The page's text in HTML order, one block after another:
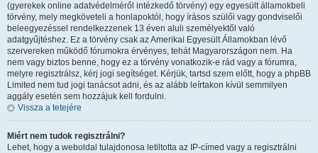
(gyerekek online adatvédelméről intézkedő törvény) egy egyesült államokbeli
törvény, mely megköveteli a honlapoktól, hogy írásos szülői vagy gondviselői
beleegyezéssel rendelkezzenek 13 éven aluli személyektől való
adatgyűjtéshez. Ez a törvény csak az Amerikai Egyesült Államokban lévő
szervereken működő fórumokra érvényes, tehát Magyarországon nem. Ha
nem vagy biztos benne, hogy ez a törvény vonatkozik-e rád vagy a fórumra,
melyre regisztrálsz, kérj jogi segítséget. Kérjük, tartsd szem előtt, hogy a phpBB
Limited nem tud jogi tanácsot adni, és az alább leírtakon kívül semmilyen
aggály esetén sem hozzájuk kell fordulni.
Vissza a tetejére
Miért nem tudok regisztrálni?
Lehet, hogy a weboldal tulajdonosa letiltotta az IP-címed vagy a regisztrálni